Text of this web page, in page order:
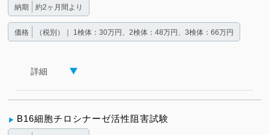
納期 約2ヶ月間より
価格 （税別）｜ 1検体：30万円、2検体：48万円、3検体：66万円
詳細
B16細胞チロシナーゼ活性阻害試験